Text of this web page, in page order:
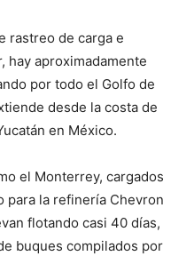
rastreo de carga e
hay aproximadamente
por todo el Golfo de
desde la costa de
en México.
el Monterrey, cargados
para la refinería Chevron
flotando casi 40 días,
buques compilados por